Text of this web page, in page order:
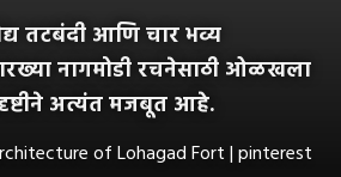
तटबंदी आणि चार भव्य
नागमोडी रचनेसाठी ओळखला
दृष्टीने अत्यंत मजबूत आहे.
of Lohagad Fort | pinterest